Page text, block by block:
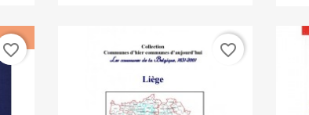
favorite_border favorite_border